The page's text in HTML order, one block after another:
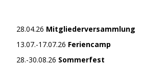
28.04.26 Mitgliederversammlung
13.07.-17.07.26 Feriencamp
28.-30.08.26 Sommerfest